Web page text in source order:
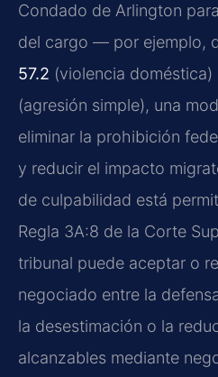
Condado de Arlington
del cargo — por ejemplo,
57.2 (violencia doméstica)
(agresión simple), una
eliminar la prohibición
y reducir el impacto
de culpabilidad está
Regla 3A:8 de la Corte
tribunal puede aceptar o
negociado entre la
la desestimación o la
alcanzables mediante